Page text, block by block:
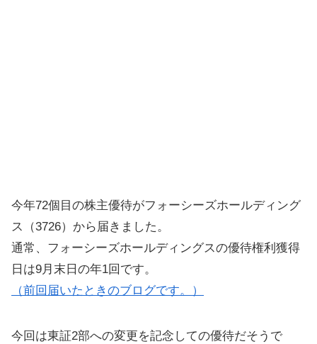
今年72個目の株主優待がフォーシーズホールディング
ス（3726）から届きました。
通常、フォーシーズホールディングスの優待権利獲得
日は9月末日の年1回です。
（前回届いたときのブログです。）
今回は東証2部への変更を記念しての優待だそうで